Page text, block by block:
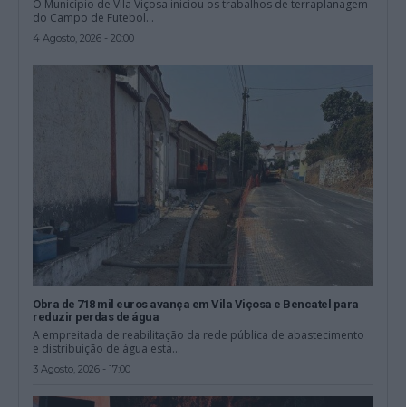
O Município de Vila Viçosa iniciou os trabalhos de terraplanagem
do Campo de Futebol...
4 Agosto, 2026 - 20:00
Obra de 718 mil euros avança em Vila Viçosa e Bencatel para
reduzir perdas de água
A empreitada de reabilitação da rede pública de abastecimento
e distribuição de água está...
3 Agosto, 2026 - 17:00